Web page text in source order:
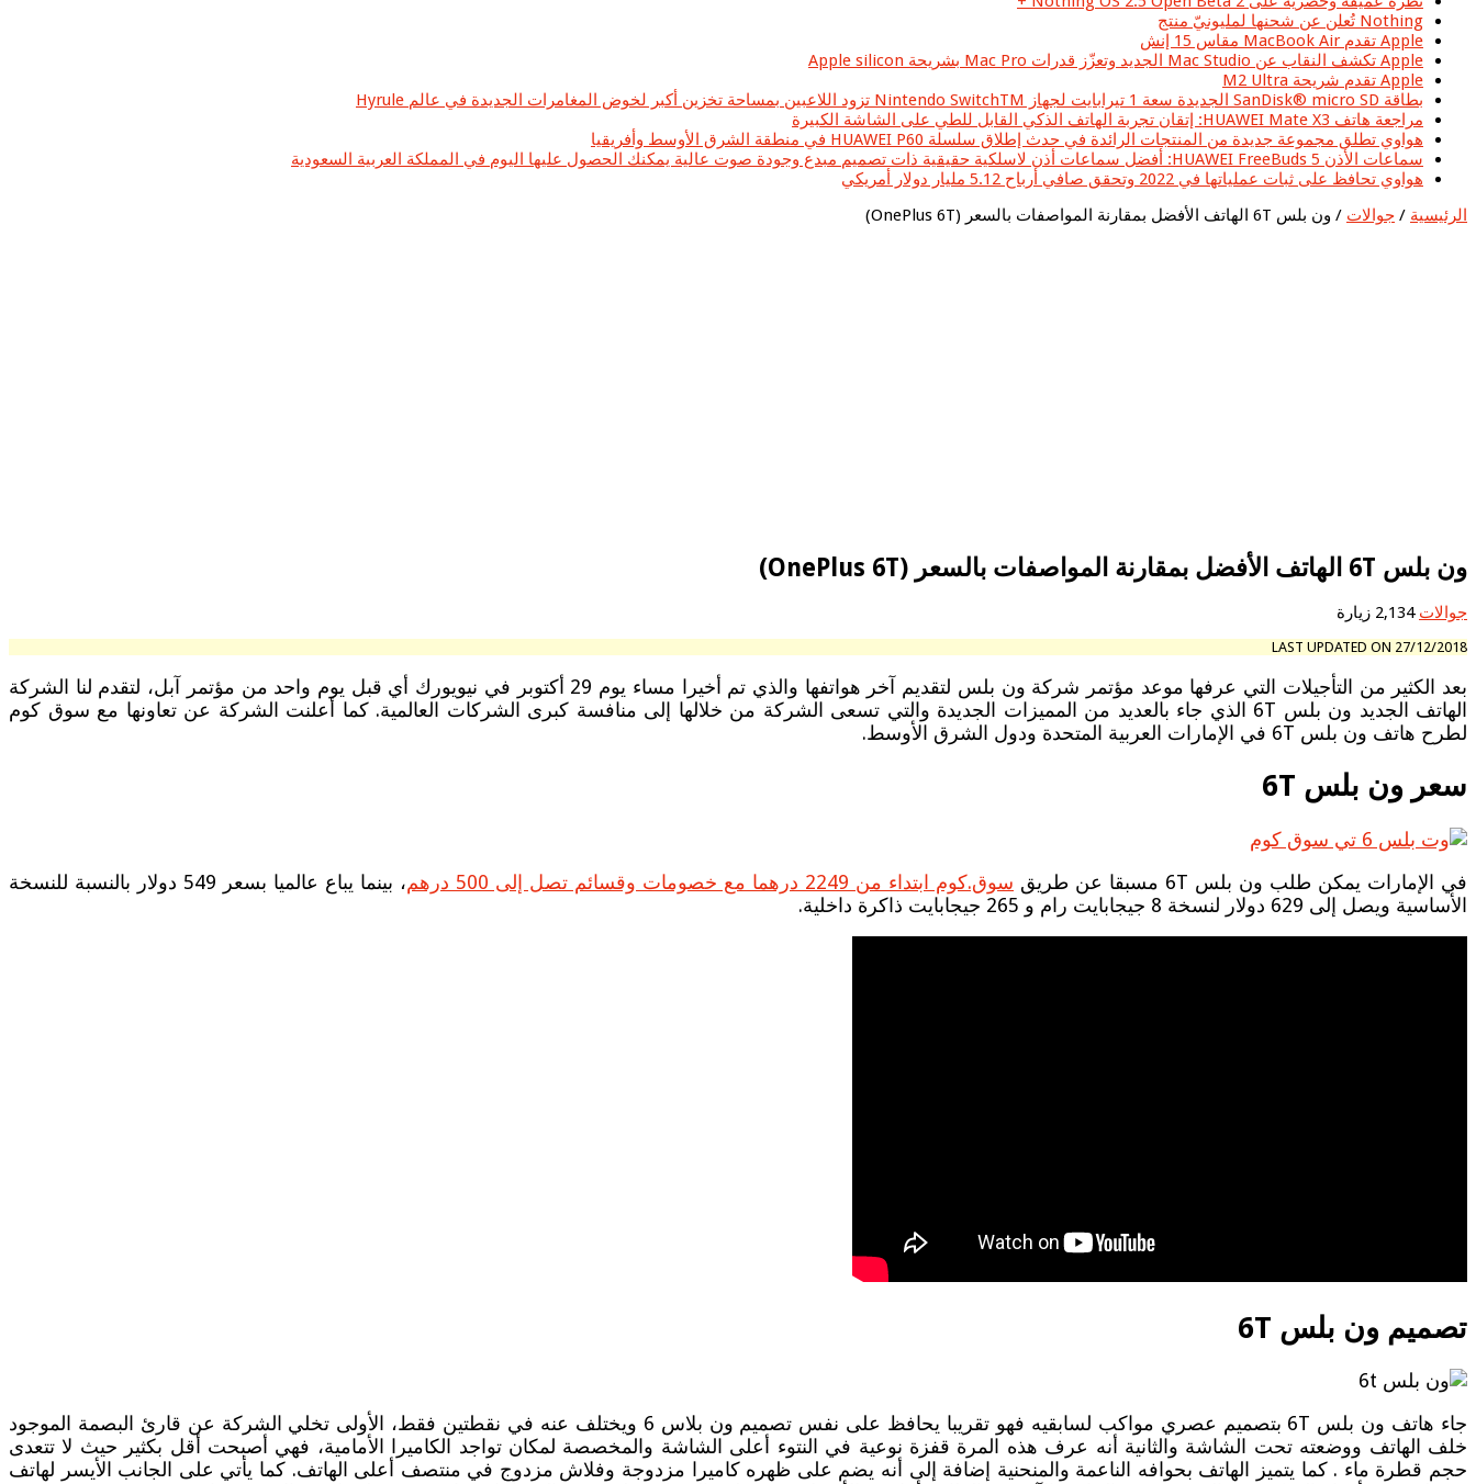
Nothing تُعلن عن شحنها لمليونيّ منتج
Apple تقدم MacBook Air مقاس 15 إنش
Apple تكشف النقاب عن Mac Studio الجديد وتعزّز قدرات Mac Pro بشريحة Apple silicon
Apple تقدم شريحة M2 Ultra
بطاقة SanDisk® micro SD الجديدة سعة 1 تيرابايت لجهاز Nintendo SwitchTM تزود اللاعبين بمساحة تخزين أكبر لخوض المغامرات الجديدة في عالم Hyrule
مراجعة هاتف HUAWEI Mate X3: إتقان تجربة الهاتف الذكي القابل للطي على الشاشة الكبيرة
هواوي تطلق مجموعة جديدة من المنتجات الرائدة في حدث إطلاق سلسلة HUAWEI P60 في منطقة الشرق الأوسط وأفريقيا
سماعات الأذن HUAWEI FreeBuds 5: أفضل سماعات أذن لاسلكية حقيقية ذات تصميم مبدع وجودة صوت عالية يمكنك الحصول عليها اليوم في المملكة العربية السعودية
هواوي تحافظ على ثبات عملياتها في 2022 وتحقق صافي أرباح 5.12 مليار دولار أمريكي
الرئيسية / جوالات / ون بلس 6T الهاتف الأفضل بمقارنة المواصفات بالسعر (OnePlus 6T)
ون بلس 6T الهاتف الأفضل بمقارنة المواصفات بالسعر (OnePlus 6T)
جوالات 2,134 زيارة
LAST UPDATED ON 27/12/2018
بعد الكثير من التأجيلات التي عرفها موعد مؤتمر شركة ون بلس لتقديم آخر هواتفها والذي تم أخيرا مساء يوم 29 أكتوبر في نيويورك أي قبل يوم واحد من مؤتمر آبل، لتقدم لنا الشركة
الهاتف الجديد ون بلس 6T الذي جاء بالعديد من المميزات الجديدة والتي تسعى الشركة من خلالها إلى منافسة كبرى الشركات العالمية. كما أعلنت الشركة عن تعاونها مع سوق كوم
لطرح هاتف ون بلس 6T في الإمارات العربية المتحدة ودول الشرق الأوسط.
سعر ون بلس 6T
في الإمارات يمكن طلب ون بلس 6T مسبقا عن طريق سوق.كوم ابتداء من 2249 درهما مع خصومات وقسائم تصل إلى 500 درهم
، بينما يباع عالميا بسعر 549 دولار بالنسبة للنسخة
الأساسية ويصل إلى 629 دولار لنسخة 8 جيجابايت رام و 265 جيجابايت ذاكرة داخلية.
تصميم ون بلس 6T
جاء هاتف ون بلس 6T بتصميم عصري مواكب لسابقيه فهو تقريبا يحافظ على نفس تصميم ون بلاس 6 ويختلف عنه في نقطتين فقط، الأولى تخلي الشركة عن قارئ البصمة الموجود
خلف الهاتف ووضعته تحت الشاشة والثانية أنه عرف هذه المرة قفزة نوعية في النتوء أعلى الشاشة والمخصصة لمكان تواجد الكاميرا الأمامية، فهي أصبحت أقل بكثير حيث لا تتعدى
حجم قطرة ماء . كما يتميز الهاتف بحوافه الناعمة والمنحنية إضافة إلى أنه يضم على ظهره كاميرا مزدوجة وفلاش مزدوج في منتصف أعلى الهاتف. كما يأتي على الجانب الأيسر لهاتف